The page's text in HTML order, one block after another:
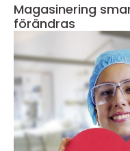
Magasinering smart förvaring när livet
förändras